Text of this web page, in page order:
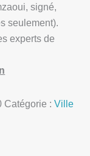
signé,
seulement).
experts de
Catégorie :Ville